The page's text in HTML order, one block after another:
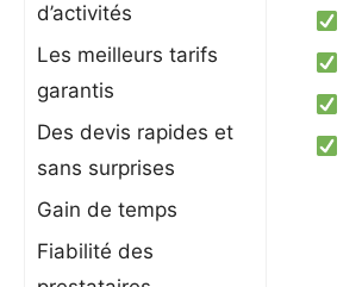
d’activités
Les meilleurs tarifs
garantis
Des devis rapides et
sans surprises
Gain de temps
Fiabilité des